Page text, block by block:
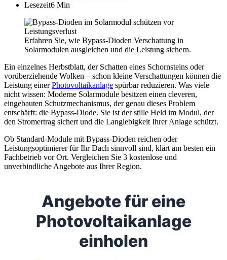
Lesezeit6 Min
Erfahren Sie, wie Bypass-Dioden Verschattung in
Solarmodulen ausgleichen und die Leistung sichern.
Ein einzelnes Herbstblatt, der Schatten eines Schornsteins oder
vorüberziehende Wolken – schon kleine Verschattungen können die
Leistung einerPhotovoltaikanlage spürbar reduzieren. Was viele
nicht wissen: Moderne Solarmodule besitzen einen cleveren,
eingebauten Schutzmechanismus, der genau dieses Problem
entschärft: die Bypass-Diode. Sie ist der stille Held im Modul, der
den Stromertrag sichert und die Langlebigkeit Ihrer Anlage schützt.
Ob Standard-Module mit Bypass-Dioden reichen oder
Leistungsoptimierer für Ihr Dach sinnvoll sind, klärt am besten ein
Fachbetrieb vor Ort. Vergleichen Sie 3 kostenlose und
unverbindliche Angebote aus Ihrer Region.
Angebote für eine
Photovoltaikanlage
einholen